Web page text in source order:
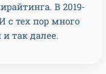
В 2019-
с тех пор много
так далее.